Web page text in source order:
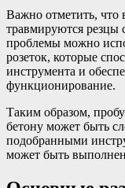
Важно отметить, что
травмируются резцы
проблемы можно
розеток, которые
инструмента и
функционирование.
Таким образом,
бетону может быть
подобранными
может быть